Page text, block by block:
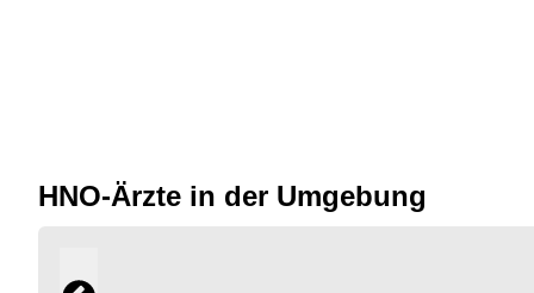
HNO-Ärzte in der Umgebung